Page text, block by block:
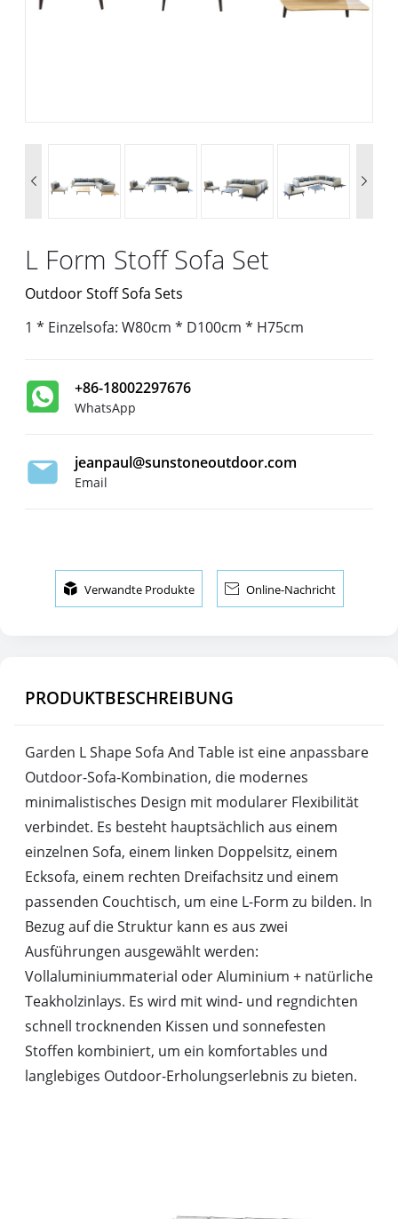
 
L Form Stoff Sofa Set
Outdoor Stoff Sofa Sets
1 * Einzelsofa: W80cm * D100cm * H75cm
+86-18002297676
WhatsApp
jeanpaul@sunstoneoutdoor.com
Email
 Verwandte Produkte  Online-Nachricht
PRODUKTBESCHREIBUNG
Garden L Shape Sofa And Table ist eine anpassbare
Outdoor-Sofa-Kombination, die modernes
minimalistisches Design mit modularer Flexibilität
verbindet. Es besteht hauptsächlich aus einem
einzelnen Sofa, einem linken Doppelsitz, einem
Ecksofa, einem rechten Dreifachsitz und einem
passenden Couchtisch, um eine L-Form zu bilden. In
Bezug auf die Struktur kann es aus zwei
Ausführungen ausgewählt werden:
Vollaluminiummaterial oder Aluminium + natürliche
Teakholzinlays. Es wird mit wind- und regndichten
schnell trocknenden Kissen und sonnefesten
Stoffen kombiniert, um ein komfortables und
langlebiges Outdoor-Erholungserlebnis zu bieten.